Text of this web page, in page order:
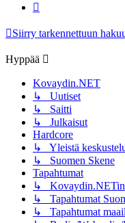
Siirry tarkennettuun
Hyppää
Kovaydin.NET
↳ Uutiset
↳ Saitti
↳ Julkaisut
Hardcore
↳ Yleistä
↳ Suomen Skene
Tapahtumat
↳ Kovaydin.NETin
↳ Tapahtumat
↳ Tapahtumat